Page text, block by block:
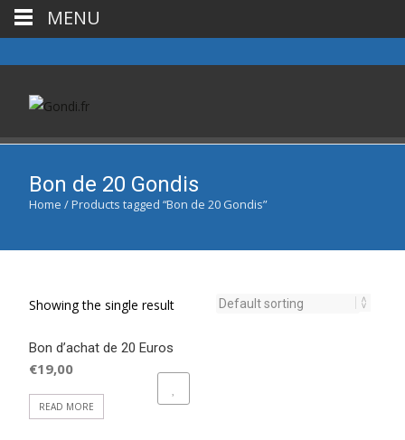
Bon de 20 Gondis
Home / Products tagged “Bon de 20 Gondis”
Showing the single result
Bon d’achat de 20 Euros
€19,00
READ MORE
MENU